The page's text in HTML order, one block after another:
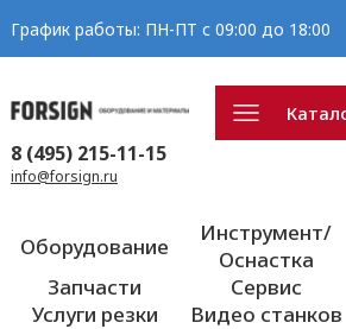
График работы: ПН-ПТ с 09:00 до 18:00
8 (495) 215-11-15
info@forsign.ru
Оборудование
Инструмент/
Оснастка
Запчасти
Сервис
Услуги резки
Видео станков